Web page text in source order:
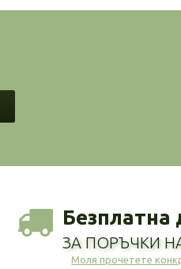
Безплатна
ЗА ПОРЪЧКИ
Моля прочетете